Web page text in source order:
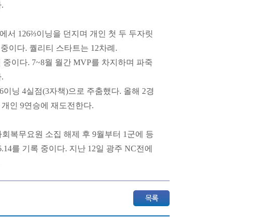
서 126⅔이닝을 던지며 개인 첫 두 두자릿
이다. 퀄리티 스타트는 12차례.
이다. 7~8월 월간 MVP를 차지하며 파죽
닝 4실점(3자책)으로 주춤했다. 올해 2경
인 9연승에 재도전한다.
복무요원 소집 해제 후 9월부터 1군에 등
를 기록 중이다. 지난 12일 광주 NC전에